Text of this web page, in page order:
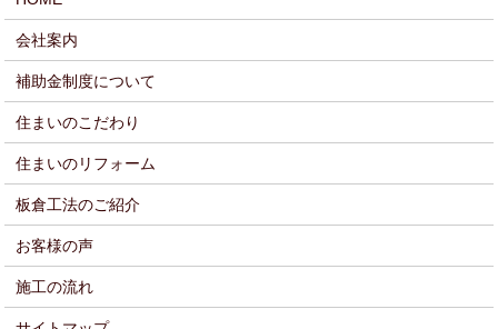
会社案内
補助金制度について
住まいのこだわり
住まいのリフォーム
板倉工法のご紹介
お客様の声
施工の流れ